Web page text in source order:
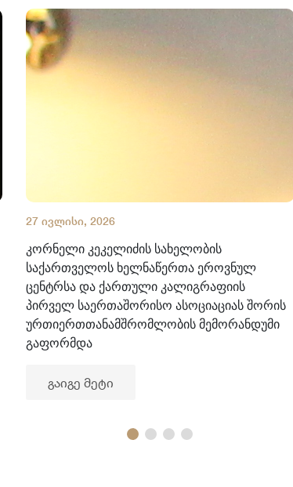
27 ივლისი, 2026
კორნელი კეკელიძის სახელობის
საქართველოს ხელნაწერთა ეროვნულ
ცენტრსა და ქართული კალიგრაფიის
პირველ საერთაშორისო ასოციაციას შორის
ურთიერთთანამშრომლობის მემორანდუმი
გაფორმდა
გაიგე მეტი